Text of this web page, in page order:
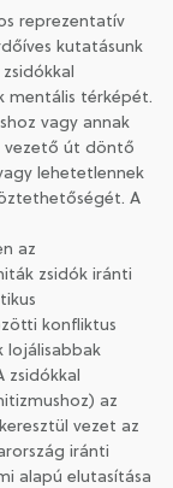
reprezentatív
kutatásunk
mentális térképét.
vagy annak
vezető út döntő
lehetetlennek
A
az
zsidók iránti
konfliktus
lojálisabbak
zsidókkal
az
vezet az
iránti
alapú elutasítása